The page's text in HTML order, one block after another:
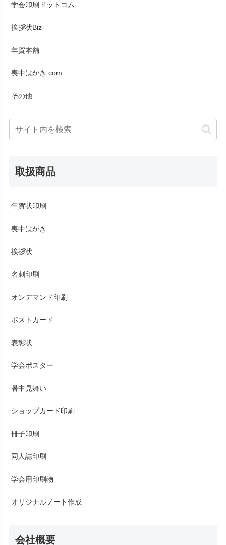
学会印刷ドットコム
挨拶状Biz
年賀本舗
喪中はがき.com
その他
取扱商品
年賀状印刷
喪中はがき
挨拶状
名刺印刷
オンデマンド印刷
ポストカード
表彰状
学会ポスター
暑中見舞い
ショップカード印刷
冊子印刷
同人誌印刷
学会用印刷物
オリジナルノート作成
会社概要